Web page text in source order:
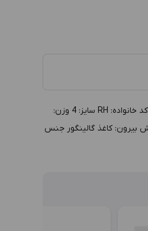
توضيحات :کلکسیون چوبی سایز 4 مدل RH، مشکی داخل مشکی (چرم پوسماری - براق-سامسونتی دوطبقه گروه: جعبه طلا و جواهر دسته بندي: کلکسیون توليد: ایرانی تجدیدپذیر کد خانواده: RH سايز: 4 وزن:
داخل: پارچه سوئبت پوشش بيرون: کاغذ گالینگور جنس